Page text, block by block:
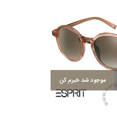
موجود شد خبرم کن